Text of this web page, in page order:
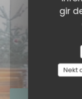
gir
Nekt
AMORE
|